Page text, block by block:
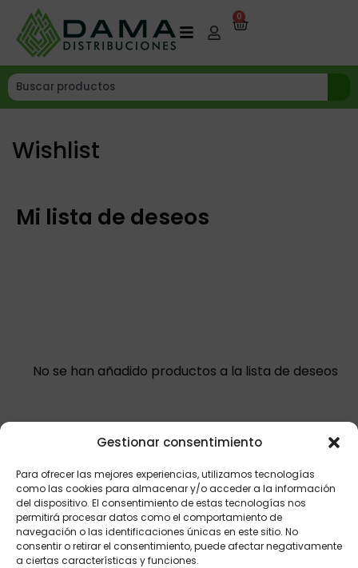
Gestionar consentimiento
Para ofrecer las mejores experiencias, utilizamos tecnologías
como las cookies para almacenar y/o acceder a la información
del dispositivo. El consentimiento de estas tecnologías nos
permitirá procesar datos como el comportamiento de
navegación o las identificaciones únicas en este sitio. No
consentir o retirar el consentimiento, puede afectar negativamente
a ciertas características y funciones.
0
Wishlist
Mi lista de deseos
No se han añadido productos a la lista de deseos